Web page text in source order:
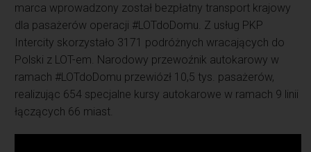
marca wprowadzony został bezpłatny transport krajowy
dla pasażerów operacji #LOTdoDomu. Z usług PKP
Intercity skorzystało 3171 podróżnych wracających do
Polski z LOT-em. Narodowy przewoźnik autokarowy w
ramach #LOTdoDomu przewiózł 10,5 tys. pasażerów,
realizując 654 specjalne kursy autokarowe w ramach 9 linii
łączących 66 miast.